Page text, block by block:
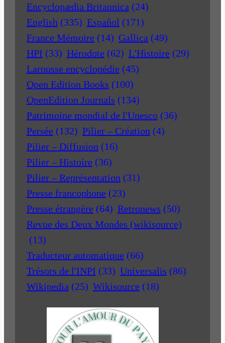
Encyclopædia Britannica (24)
English (335) Español (171)
France Mémoire (14) Gallica (49)
HPI (33) Hérodote (62) L'Histoire (29)
Larousse encyclopédie (45)
Open Edition Books (100)
OpenEdition Journals (134)
Patrimoine mondial de l'Unesco (36)
Persée (132) Pilier – Création (4)
Pilier – Diffusion (16)
Pilier – Histoire (36)
Pilier – Représentation (31)
Presse francophone (23)
Presse étrangère (64) Retronews (50)
Revue des Deux Mondes (wikisource)
(13)
Traducteur automatique (66)
Trésors de l'INPI (33) Universalis (86)
Wikipedia (25) Wikisource (18)